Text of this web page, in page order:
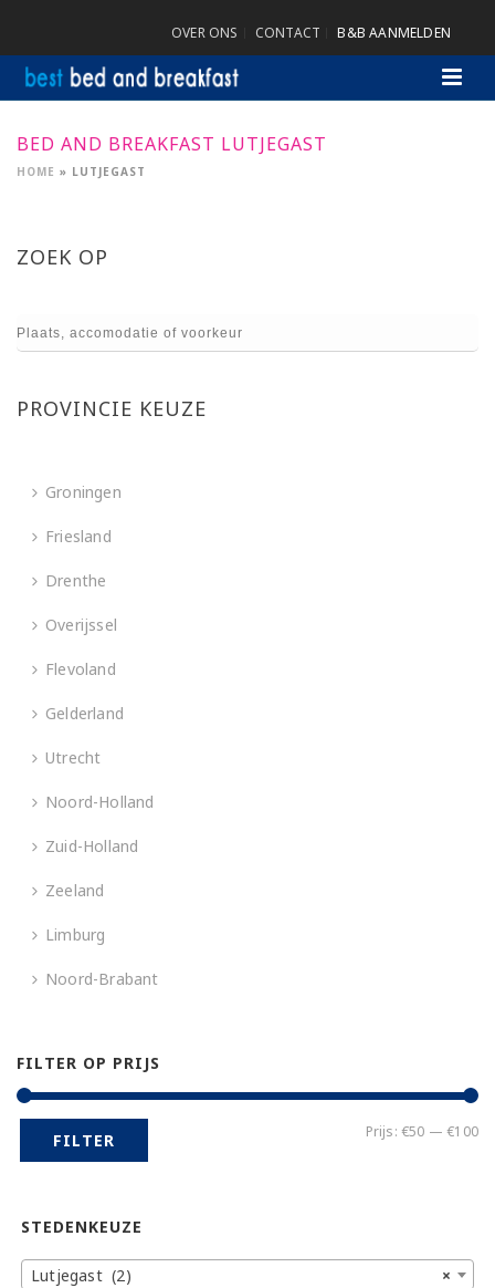
OVER ONS CONTACT B&B AANMELDEN
BED AND BREAKFAST LUTJEGAST
HOME » LUTJEGAST
ZOEK OP
PROVINCIE KEUZE
Groningen
Friesland
Drenthe
Overijssel
Flevoland
Gelderland
Utrecht
Noord-Holland
Zuid-Holland
Zeeland
Limburg
Noord-Brabant
FILTER OP PRIJS
FILTER Prijs: €50 —€100
STEDENKEUZE
×
Lutjegast (2)